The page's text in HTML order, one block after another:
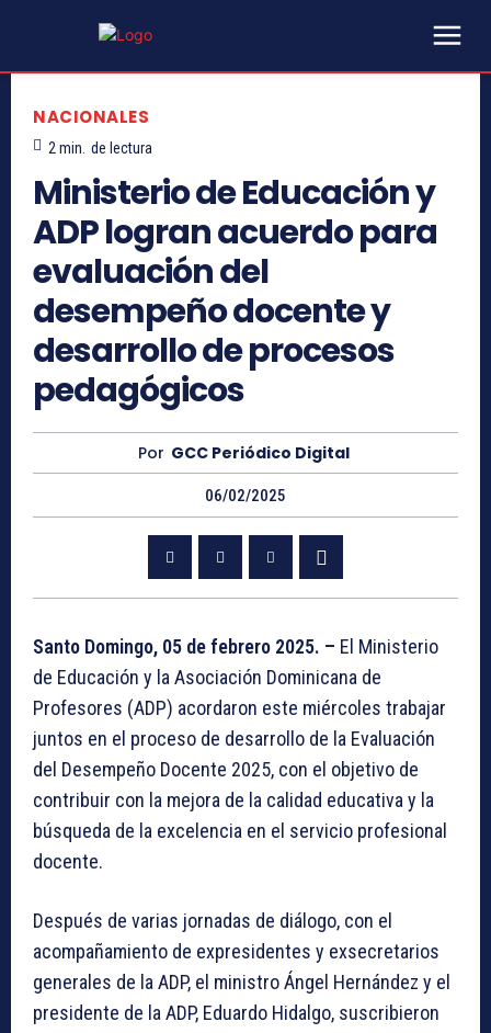
NACIONALES
2 min. de lectura
Ministerio de Educación y
ADP logran acuerdo para
evaluación del
desempeño docente y
desarrollo de procesos
pedagógicos
Por GCC Periódico Digital
06/02/2025
Santo Domingo, 05 de febrero 2025. – El Ministerio
de Educación y la Asociación Dominicana de
Profesores (ADP) acordaron este miércoles trabajar
juntos en el proceso de desarrollo de la Evaluación
del Desempeño Docente 2025, con el objetivo de
contribuir con la mejora de la calidad educativa y la
búsqueda de la excelencia en el servicio profesional
docente.
Después de varias jornadas de diálogo, con el
acompañamiento de expresidentes y exsecretarios
generales de la ADP, el ministro Ángel Hernández y el
presidente de la ADP, Eduardo Hidalgo, suscribieron